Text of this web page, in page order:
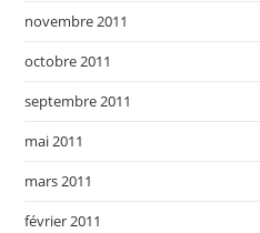
novembre 2011
octobre 2011
septembre 2011
mai 2011
mars 2011
février 2011